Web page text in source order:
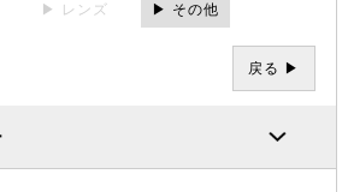
▶ レンズ ▶ その他
戻る ▶